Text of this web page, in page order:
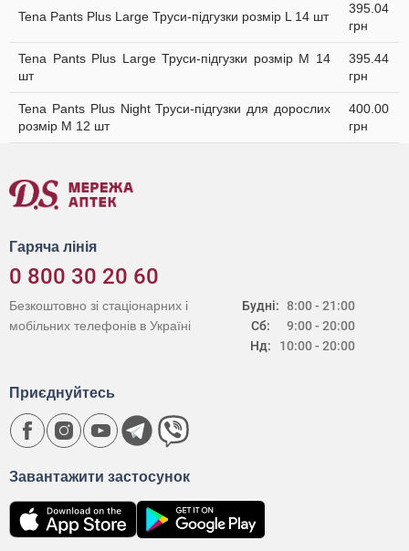
Tena Pants Plus Large Труси-підгузки розмір L 14 шт
395.04
грн
Tena Pants Plus Large Труси-підгузки розмір M 14
шт
395.44
грн
Tena Pants Plus Night Труси-підгузки для дорослих
розмір M 12 шт
400.00
грн
Гаряча лінія
0 800 30 20 60
Будні:
Сб:
Нд:
8:00 - 21:00
9:00 - 20:00
10:00 - 20:00
Безкоштовно зі стаціонарних і
мобільних телефонів в Україні
Завантажити застосунок
Приєднуйтесь